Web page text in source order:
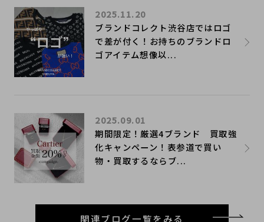
ブランドコレクト渋谷店ではロゴ
で差が付く！お持ちのブランドロ
ゴアイテム想像以...
2025.11.20
期間限定！厳選4ブランド 買取強
化キャンペーン！表参道で買い
物・買取するならブ...
2025.09.01
関連ブログ一覧をみる